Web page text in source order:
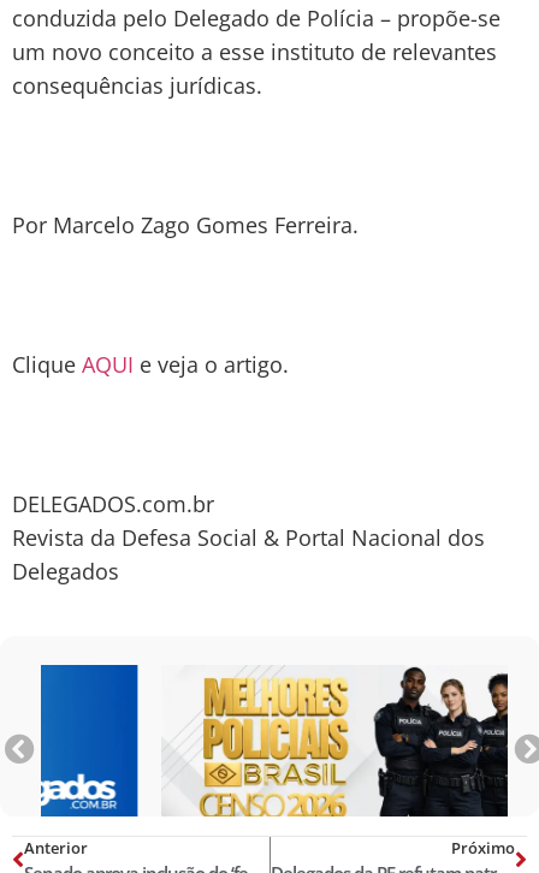
conduzida pelo Delegado de Polícia – propõe-se
um novo conceito a esse instituto de relevantes
consequências jurídicas.
Por Marcelo Zago Gomes Ferreira.
Clique AQUI e veja o artigo.
DELEGADOS.com.br
Revista da Defesa Social & Portal Nacional dos
Delegados
Anterior Próximo